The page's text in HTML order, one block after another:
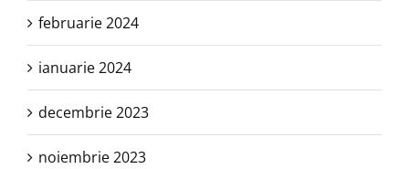
februarie 2024
ianuarie 2024
decembrie 2023
noiembrie 2023